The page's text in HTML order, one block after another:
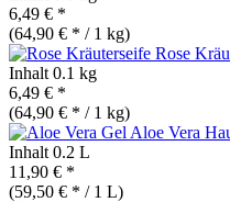
6,49 € *
(64,90 € * / 1 kg)
Rose
Inhalt 0.1 kg
6,49 € *
(64,90 € * / 1 kg)
Aloe Vera
Inhalt 0.2 L
11,90 € *
(59,50 € * / 1 L)